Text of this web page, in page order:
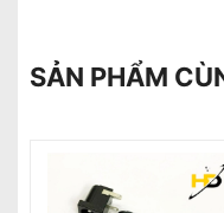
SẢN PHẨM